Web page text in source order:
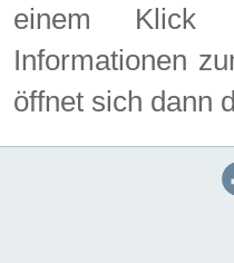
einem Klick
Informationen
öffnet sich dann